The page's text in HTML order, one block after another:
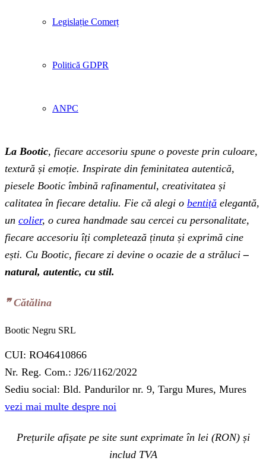
Legislație Comerț
Politică GDPR
ANPC
La Bootic, fiecare accesoriu spune o poveste prin culoare,
textură și emoție. Inspirate din feminitatea autentică,
piesele Bootic îmbină rafinamentul, creativitatea și
calitatea în fiecare detaliu. Fie că alegi o bentiță elegantă,
un colier, o curea handmade sau cercei cu personalitate,
fiecare accesoriu îți completează ținuta și exprimă cine
ești. Cu Bootic, fiecare zi devine o ocazie de a străluci –
natural, autentic, cu stil.
❞‬ Cătălina
Bootic Negru SRL
CUI: RO46410866
Nr. Reg. Com.: J26/1162/2022
Sediu social: Bld. Pandurilor nr. 9, Targu Mures, Mures
vezi mai multe despre noi
Prețurile afișate pe site sunt exprimate în lei (RON) și
includ TVA